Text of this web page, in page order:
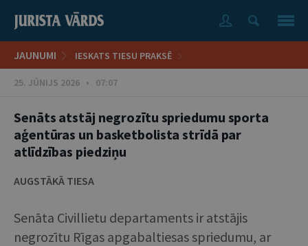
JAUNUMI IESKATS TIESU PRAKSĒ
25. JŪNIJS 2026 • 07:07
Senāts atstāj negrozītu spriedumu sporta
aģentūras un basketbolista strīdā par
atlīdzības piedziņu
AUGSTĀKĀ TIESA
Senāta Civillietu departaments ir atstājis
negrozītu Rīgas apgabaltiesas spriedumu, ar